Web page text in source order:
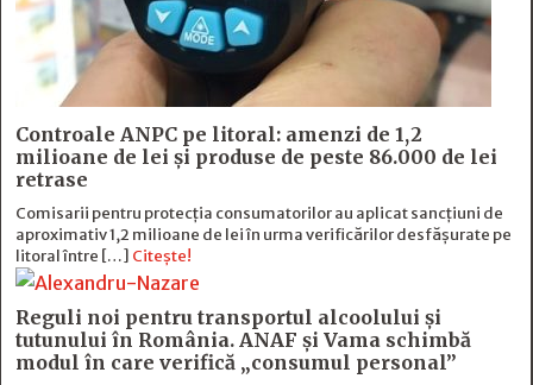
Controale ANPC pe litoral: amenzi de 1,2
milioane de lei și produse de peste 86.000 de lei
retrase
Comisarii pentru protecția consumatorilor au aplicat sancțiuni de
aproximativ 1,2 milioane de lei în urma verificărilor desfășurate pe
litoral între […] Citește!
Reguli noi pentru transportul alcoolului și
tutunului în România. ANAF și Vama schimbă
modul în care verifică „consumul personal”